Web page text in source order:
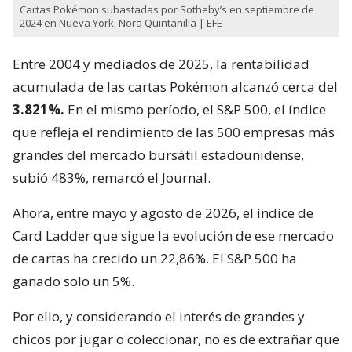
Cartas Pokémon subastadas por Sotheby’s en septiembre de
2024 en Nueva York: Nora Quintanilla | EFE
Entre 2004 y mediados de 2025, la rentabilidad
acumulada de las cartas Pokémon alcanzó cerca del
3.821%. En el mismo período, el S&P 500, el índice
que refleja el rendimiento de las 500 empresas más
grandes del mercado bursátil estadounidense,
subió 483%, remarcó el Journal.
Ahora, entre mayo y agosto de 2026, el índice de
Card Ladder que sigue la evolución de ese mercado
de cartas ha crecido un 22,86%. El S&P 500 ha
ganado solo un 5%.
Por ello, y considerando el interés de grandes y
chicos por jugar o coleccionar, no es de extrañar que